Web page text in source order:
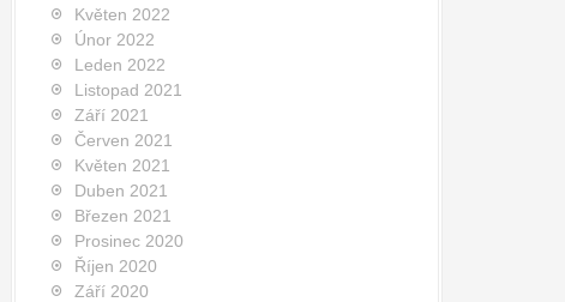
Květen 2022
Únor 2022
Leden 2022
Listopad 2021
Září 2021
Červen 2021
Květen 2021
Duben 2021
Březen 2021
Prosinec 2020
Říjen 2020
Září 2020